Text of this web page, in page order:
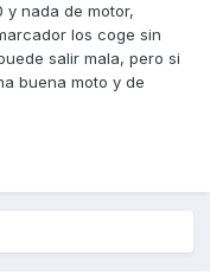
y nada de motor,
los coge sin
salir mala, pero si
buena moto y de